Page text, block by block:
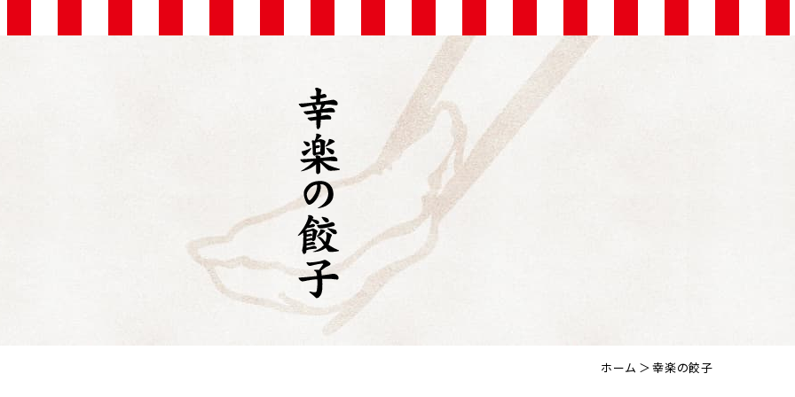
ホーム 幸楽の餃子